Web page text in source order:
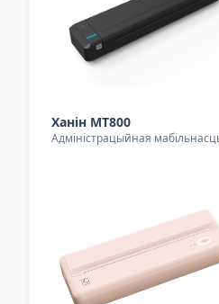
Ханін MT800
Адміністрацыйная